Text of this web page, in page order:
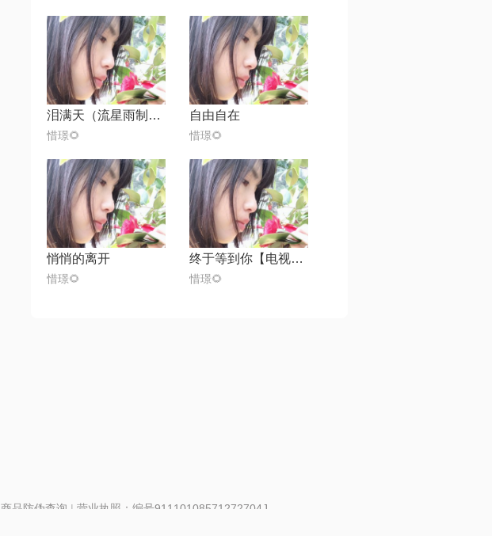
泪满天（流星雨制作）
惜璟🌻
自由自在
惜璟🌻
悄悄的离开
惜璟🌻
终于等到你【电视剧《咱们结婚吧》主题曲】
惜璟🌻
商品防伪查询 | 营业执照：编号91110108571272704J